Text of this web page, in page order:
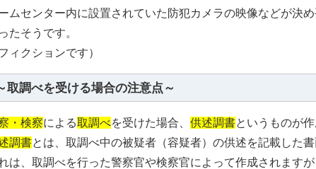
ムセンター内に設置されていた防犯カメラの映像などが決
たそうです。
フィクションです）
取調べを受ける場合の注意点～
・検察による取調べを受けた場合、 供述調書というものが作
調書とは、取調べ中の被疑者（容疑者）の供述を記載した書
は、取調べを行った警察官や検察官によって作成されます